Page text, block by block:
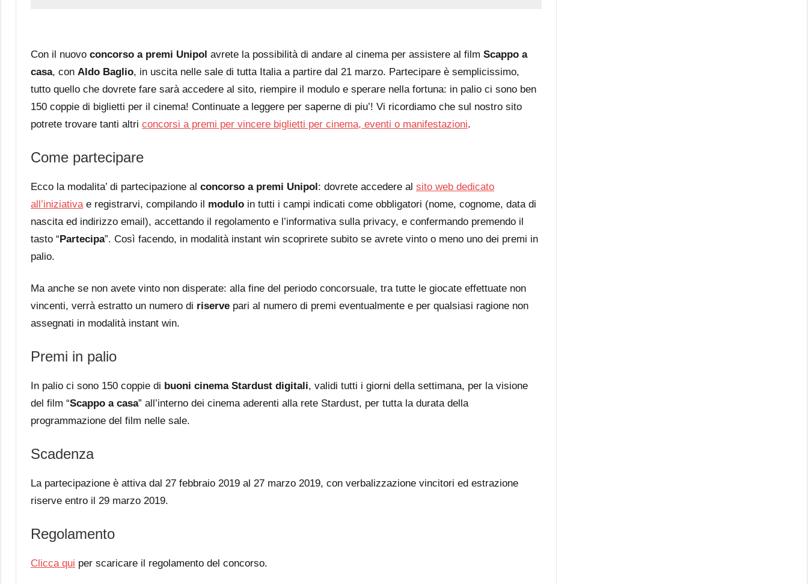
Con il nuovo concorso a premi Unipol avrete la possibilità di andare al cinema per assistere al film Scappo a
casa, con Aldo Baglio, in uscita nelle sale di tutta Italia a partire dal 21 marzo. Partecipare è semplicissimo,
tutto quello che dovrete fare sarà accedere al sito, riempire il modulo e sperare nella fortuna: in palio ci sono ben
150 coppie di biglietti per il cinema! Continuate a leggere per saperne di piu’! Vi ricordiamo che sul nostro sito
potrete trovare tanti altri concorsi a premi per vincere biglietti per cinema, eventi o manifestazioni.
Come partecipare
Ecco la modalita’ di partecipazione al concorso a premi Unipol: dovrete accedere al sito web dedicato
all’iniziativae registrarvi, compilando il modulo in tutti i campi indicati come obbligatori (nome, cognome, data di
nascita ed indirizzo email), accettando il regolamento e l’informativa sulla privacy, e confermando premendo il
tasto “Partecipa”. Così facendo, in modalità instant win scoprirete subito se avrete vinto o meno uno dei premi in
palio.
Ma anche se non avete vinto non disperate: alla fine del periodo concorsuale, tra tutte le giocate effettuate non
vincenti, verrà estratto un numero di riserve pari al numero di premi eventualmente e per qualsiasi ragione non
assegnati in modalità instant win.
Premi in palio
In palio ci sono 150 coppie di buoni cinema Stardust digitali, validi tutti i giorni della settimana, per la visione
del film “Scappo a casa” all’interno dei cinema aderenti alla rete Stardust, per tutta la durata della
programmazione del film nelle sale.
Scadenza
La partecipazione è attiva dal 27 febbraio 2019 al 27 marzo 2019, con verbalizzazione vincitori ed estrazione
riserve entro il 29 marzo 2019.
Regolamento
Clicca qui per scaricare il regolamento del concorso.